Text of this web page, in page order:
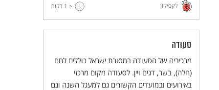
וליווי החתן והכלה בשירה, בנגינה ובריקודים.
לקסיקון < 1 דקות
סעודה
מרכיביה של הסעודה במסורת ישראל כוללים לחם
(חלה), בשר, דגים ויין. לסעודה מקום מרכזי
באירועים ובמועדים הקשורים גם למעגל השנה וגם